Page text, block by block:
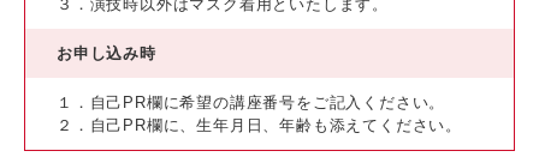
３．演技時以外はマスク着用といたします。
お申し込み時
１．自己PR欄に希望の講座番号をご記入ください。
２．自己PR欄に、生年月日、年齢も添えてください。